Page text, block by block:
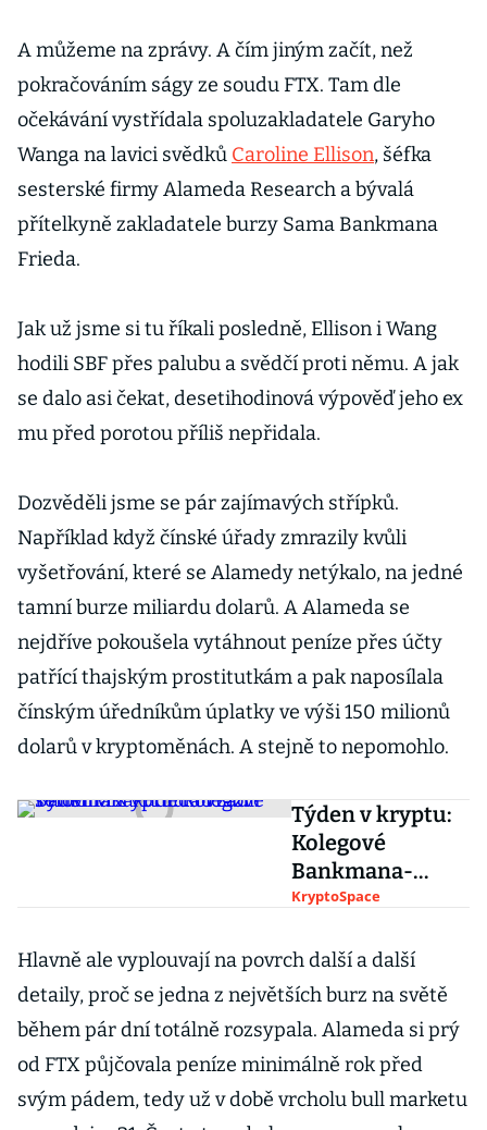
A můžeme na zprávy. A čím jiným začít, než
pokračováním ságy ze soudu FTX. Tam dle
očekávání vystřídala spoluzakladatele Garyho
Wanga na lavici svědků Caroline Ellison, šéfka
sesterské firmy Alameda Research a bývalá
přítelkyně zakladatele burzy Sama Bankmana
Frieda.
Jak už jsme si tu říkali posledně, Ellison i Wang
hodili SBF přes palubu a svědčí proti němu. A jak
se dalo asi čekat, desetihodinová výpověď jeho ex
mu před porotou příliš nepřidala.
Dozvěděli jsme se pár zajímavých střípků.
Například když čínské úřady zmrazily kvůli
vyšetřování, které se Alamedy netýkalo, na jedné
tamní burze miliardu dolarů. A Alameda se
nejdříve pokoušela vytáhnout peníze přes účty
patřící thajským prostitutkám a pak naposílala
čínským úředníkům úplatky ve výši 150 milionů
dolarů v kryptoměnách. A stejně to nepomohlo.
Týden v kryptu:
Kolegové
Bankmana-
Frieda vrazili
do zad
KryptoSpace
Hlavně ale vyplouvají na povrch další a další
detaily, proč se jedna z největších burz na světě
během pár dní totálně rozsypala. Alameda si prý
od FTX půjčovala peníze minimálně rok před
svým pádem, tedy už v době vrcholu bull marketu